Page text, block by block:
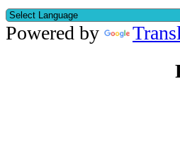
Powered by